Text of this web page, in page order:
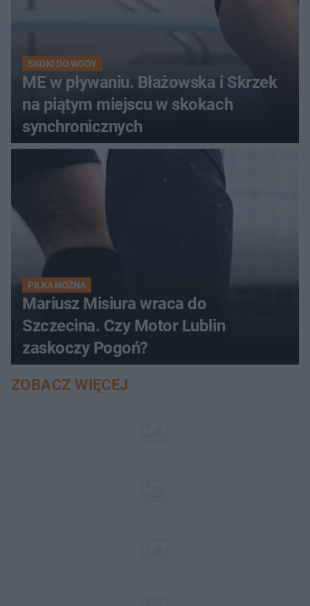
SKOKI DO WODY
ME w pływaniu. Błażowska i Skrzek
na piątym miejscu w skokach
synchronicznych
PIŁKA NOŻNA
Mariusz Misiura wraca do
Szczecina. Czy Motor Lublin
zaskoczy Pogoń?
ZOBACZ WIĘCEJ